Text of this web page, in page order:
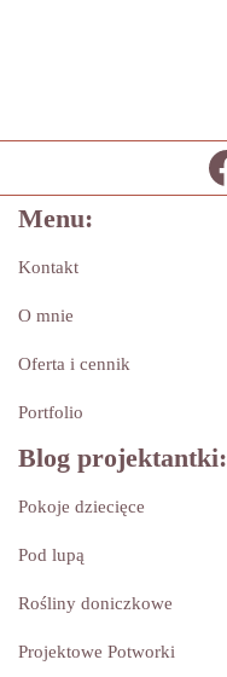
Menu:
Kontakt
O mnie
Oferta i cennik
Portfolio
Blog projektantki:
Pokoje dziecięce
Pod lupą
Rośliny doniczkowe
Projektowe Potworki